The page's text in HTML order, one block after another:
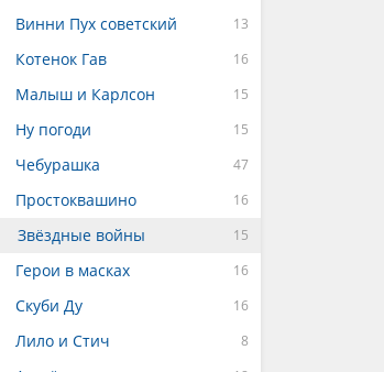
Винни Пух советский
Котенок Гав
Малыш и Карлсон
Ну погоди
Чебурашка
Простоквашино
Звёздные войны
Герои в масках
Скуби Ду
Лило и Стич